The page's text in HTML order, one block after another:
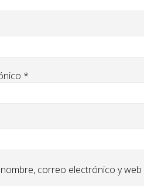
*
correo electrónico y